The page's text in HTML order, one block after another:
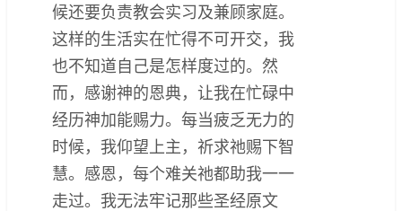
候还要负责教会实习及兼顾家庭。
这样的生活实在忙得不可开交，我
也不知道自己是怎样度过的。然
而，感谢神的恩典，让我在忙碌中
经历神加能赐力。每当疲乏无力的
时候，我仰望上主，祈求祂赐下智
慧。感恩，每个难关祂都助我一一
走过。我无法牢记那些圣经原文